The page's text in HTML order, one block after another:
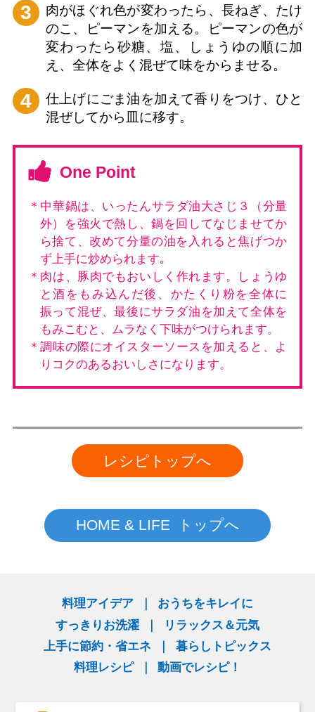
3
肉がほぐれ色が変わったら、長ねぎ、たけ
のこ、ピーマンを加える。ピーマンの色が
変わったら砂糖、塩、しょうゆの順に加
え、全体をよく混ぜて味をからませる。
4
仕上げにごま油を加えて香りをつけ、ひと
混ぜしてから皿に移す。
One Point
＊中華鍋は、いったんサラダ油大さじ３（分量
外）を強火で熱し、鍋を回してなじませてか
ら捨て、改めて分量の油を入れると焦げつか
ず上手に炒められます｡
＊肉は、豚肉でもおいしく作れます。しょうゆ
と酒をもみ込んだ後、かたくり粉を全体に
振って混ぜ、最後にサラダ油を加えて全体を
もみこむと、ムラなく下味がつけられます。
＊調味の際にオイスターソースを加えると、よ
りコクのあるおいしさになります。
レシピトップへ
HOME & LIFE トップへ
料理アイデア
おうちをキレイに
すっきりお洗濯
リラックス＆元気
上手に節約・省エネ
暮らしトピックス
料理レシピ
動画でレシピ！